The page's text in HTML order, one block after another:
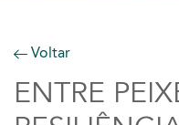
Voltar
ENTRE